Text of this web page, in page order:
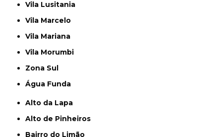
Vila Lusitania
Vila Marcelo
Vila Mariana
Vila Morumbi
Zona Sul
Água Funda
Alto da Lapa
Alto de Pinheiros
Bairro do Limão